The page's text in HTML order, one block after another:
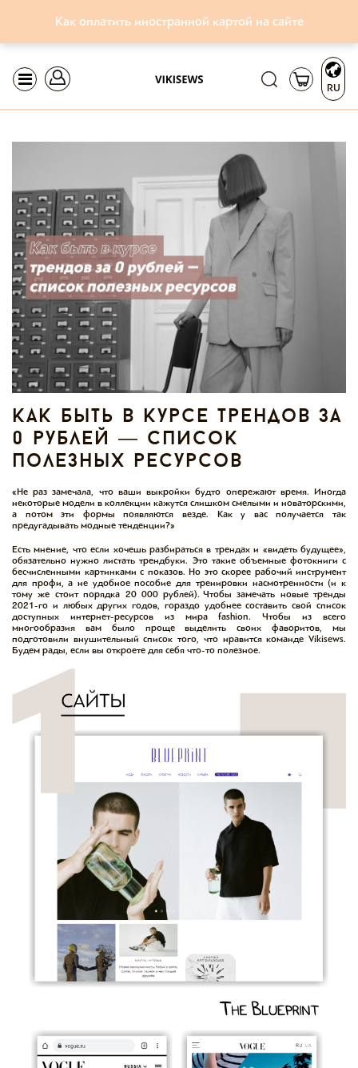
Как оплатить иностранной картой на сайте
RU
как быть в курсе трендов за
0 рублей — список
полезных ресурсов
«Не раз замечала, что ваши выкройки будто опережают время. Иногда
некоторые модели в коллекции кажутся слишком смелыми и новаторскими,
а потом эти формы появляются везде. Как у вас получается так
предугадывать модные тенденции?»
Есть мнение, что если хочешь разбираться в трендах и «видеть будущее»,
обязательно нужно листать трендбуки. Это такие объемные фотокниги с
бесчисленными картинками с показов. Но это скорее рабочий инструмент
для профи, а не удобное пособие для тренировки насмотренности (и к
тому же стоит порядка 20 000 рублей). Чтобы замечать новые тренды
2021-го и любых других годов, гораздо удобнее составить свой список
доступных интернет-ресурсов из мира fashion. Чтобы из всего
многообразия вам было проще выделить своих фаворитов, мы
подготовили внушительный список того, что нравится команде Vikisews.
Будем рады, если вы откроете для себя что-то полезное.